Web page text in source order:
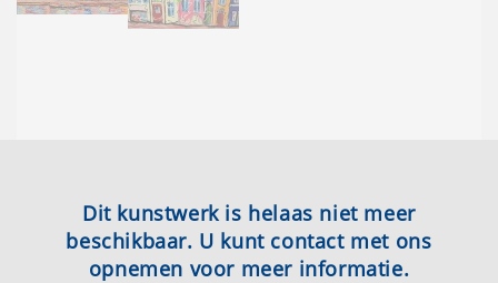
Dit kunstwerk is helaas niet meer
beschikbaar. U kunt contact met ons
opnemen voor meer informatie.